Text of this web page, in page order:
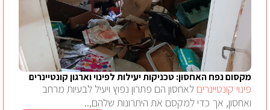
מקסום נפח האחסון: טכניקות יעילות לפינוי וארגון קונטיינרים
פינוי קונטיינרים לאחסון הם פתרון נפוץ ויעיל לבעיות מרחב
ואחסון, אך כדי למקסם את היתרונות שלהם,..